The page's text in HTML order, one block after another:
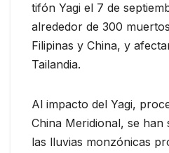
tifón Yagi el 7 de
alrededor de 300
Filipinas y China, y
Tailandia.
Al impacto del Yagi,
China Meridional, se han
las lluvias monzónicas